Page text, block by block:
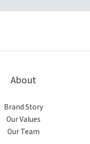
About
Brand Story
Our Values
Our Team